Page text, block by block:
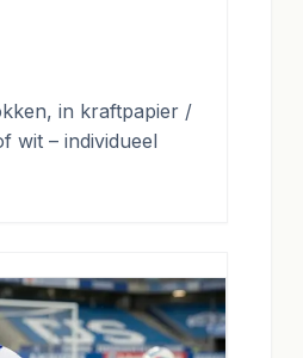
in kraftpapier /
wit – individueel